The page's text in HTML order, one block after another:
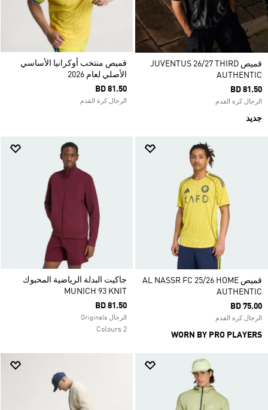
قميص JUVENTUS 26/27 THIRD
AUTHENTIC
BD 81.50
الرجال كرة القدم
جديد
قميص منتخب أوكرانيا الأساسي
الأصلي لعام 2026
BD 81.50
الرجال كرة القدم
قميص AL NASSR FC 25/26 HOME
AUTHENTIC
BD 75.00
الرجال كرة القدم
WORN BY PRO PLAYERS
جاكيت البدلة الرياضية المحبوك
MUNICH 93 KNIT
BD 81.50
الرجال Originals
2 Colours